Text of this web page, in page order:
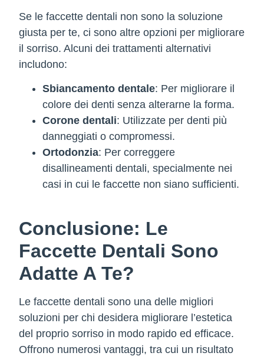
Se le faccette dentali non sono la soluzione
giusta per te, ci sono altre opzioni per migliorare
il sorriso. Alcuni dei trattamenti alternativi
includono:
Sbiancamento dentale: Per migliorare il
colore dei denti senza alterarne la forma.
Corone dentali: Utilizzate per denti più
danneggiati o compromessi.
Ortodonzia: Per correggere
disallineamenti dentali, specialmente nei
casi in cui le faccette non siano sufficienti.
Conclusione: Le
Faccette Dentali Sono
Adatte A Te?
Le faccette dentali sono una delle migliori
soluzioni per chi desidera migliorare l’estetica
del proprio sorriso in modo rapido ed efficace.
Offrono numerosi vantaggi, tra cui un risultato